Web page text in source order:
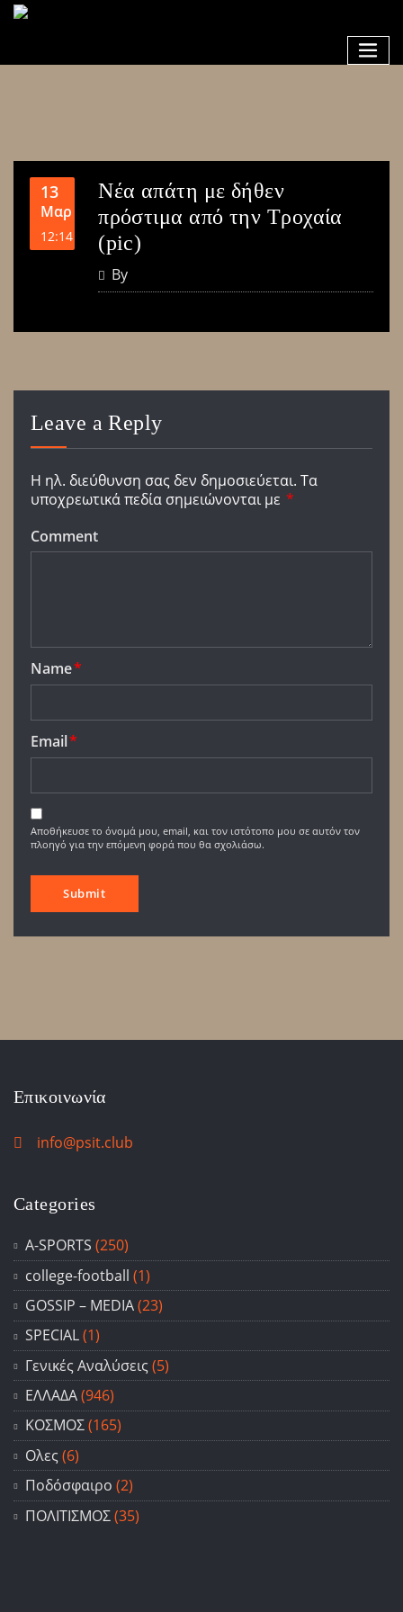
13
Μαρ
12:14
Νέα απάτη με δήθεν
πρόστιμα από την Τροχαία
(pic)
By
Leave a Reply
Η ηλ. διεύθυνση σας δεν δημοσιεύεται. Τα
υποχρεωτικά πεδία σημειώνονται με *
Comment
Name*
Email*
Αποθήκευσε το όνομά μου, email, και τον ιστότοπο μου σε αυτόν τον
πλοηγό για την επόμενη φορά που θα σχολιάσω.
Επικοινωνία
info@psit.club
Categories
A-SPORTS (250)
college-football (1)
GOSSIP – ΜΕDIA(23)
SPECIAL(1)
Γενικές Αναλύσεις (5)
ΕΛΛΑΔΑ(946)
ΚΟΣΜΟΣ(165)
Ολες (6)
Ποδόσφαιρο (2)
ΠΟΛΙΤΙΣΜΟΣ(35)